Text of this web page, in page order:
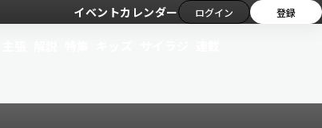
イベントカレンダー ログイン 登録